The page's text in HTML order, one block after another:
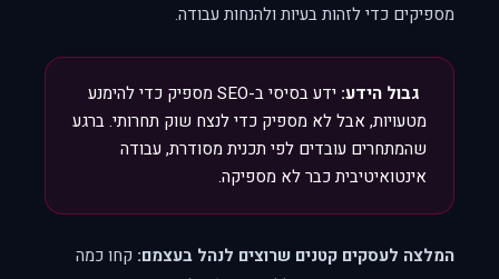
מספיקים כדי לזהות בעיות ולהנחות עבודה.
גבול הידע:
ידע בסיסי ב-SEO מספיק כדי להימנע
מטעויות, אבל לא מספיק כדי לנצח שוק תחרותי. ברגע
שהמתחרים עובדים לפי תכנית מסודרת, עבודה
אינטואיטיבית כבר לא מספיקה.
המלצה לעסקים קטנים שרוצים לנהל בעצמם: קחו כמה